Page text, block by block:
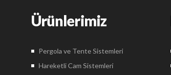
Ürünlerimiz
Pergola ve Tente Sistemleri
Hareketli Cam Sistemleri